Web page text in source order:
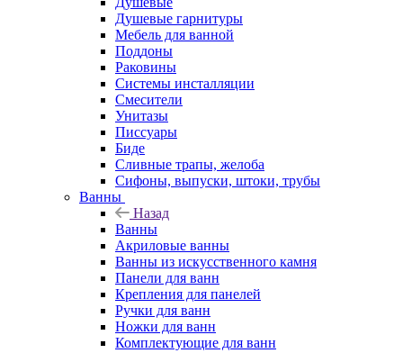
Душевые гарнитуры
Мебель для ванной
Поддоны
Раковины
Системы инсталляции
Смесители
Унитазы
Писсуары
Биде
Сливные трапы, желоба
Сифоны, выпуски, штоки, трубы
Ванны
Назад
Ванны
Акриловые ванны
Ванны из искусственного камня
Панели для ванн
Крепления для панелей
Ручки для ванн
Ножки для ванн
Комплектующие для ванн